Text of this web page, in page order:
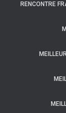
RENCONTRE